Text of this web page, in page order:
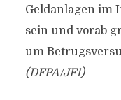
Geldanlagen im
sein und vorab
um
(DFPA/JF1)